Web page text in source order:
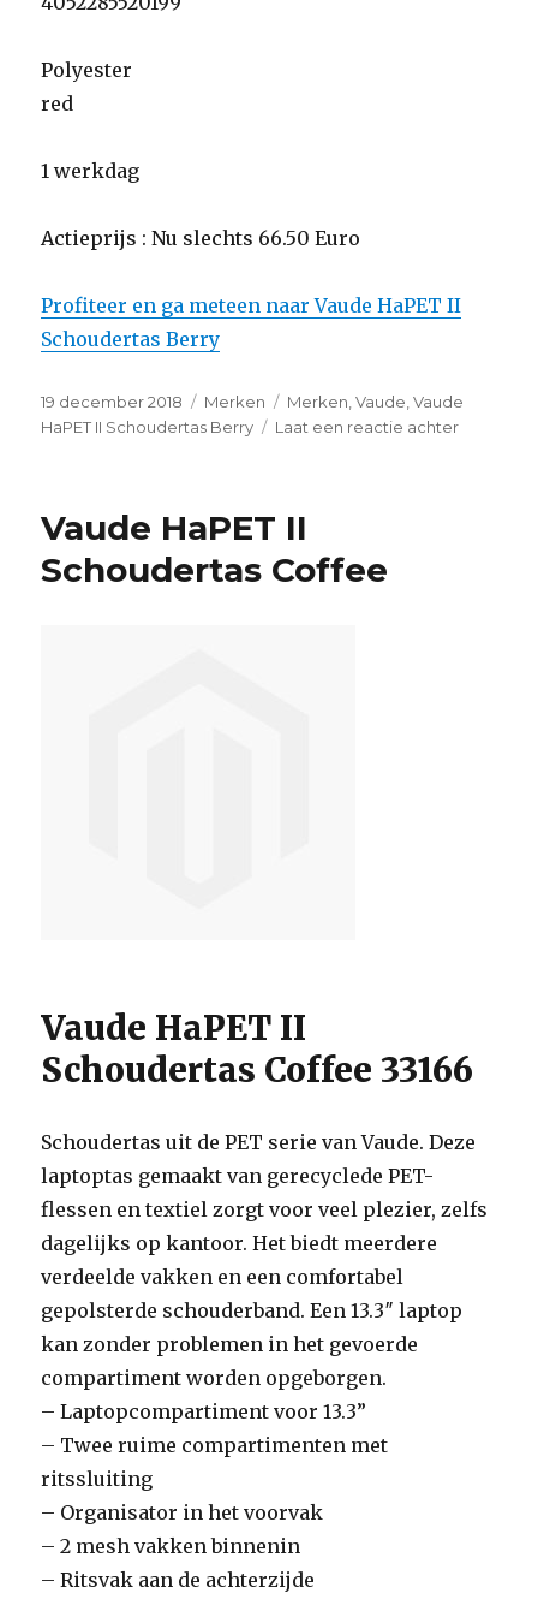
Polyester
red
1 werkdag
Actieprijs : Nu slechts 66.50 Euro
Profiteer en ga meteen naar Vaude HaPET II
Schoudertas Berry
Geplaatst
op
19 december 2018 Categorieën
Merken Tags
Merken,Vaude,Vaude
HaPET II Schoudertas Berry
Laat een reactie achter
Vaude HaPET II
Schoudertas Coffee
Vaude HaPET II
Schoudertas Coffee 33166
Schoudertas uit de PET serie van Vaude. Deze
laptoptas gemaakt van gerecyclede PET-
flessen en textiel zorgt voor veel plezier, zelfs
dagelijks op kantoor. Het biedt meerdere
verdeelde vakken en een comfortabel
gepolsterde schouderband. Een 13.3″ laptop
kan zonder problemen in het gevoerde
compartiment worden opgeborgen.
– Laptopcompartiment voor 13.3”
– Twee ruime compartimenten met
ritssluiting
– Organisator in het voorvak
– 2 mesh vakken binnenin
– Ritsvak aan de achterzijde